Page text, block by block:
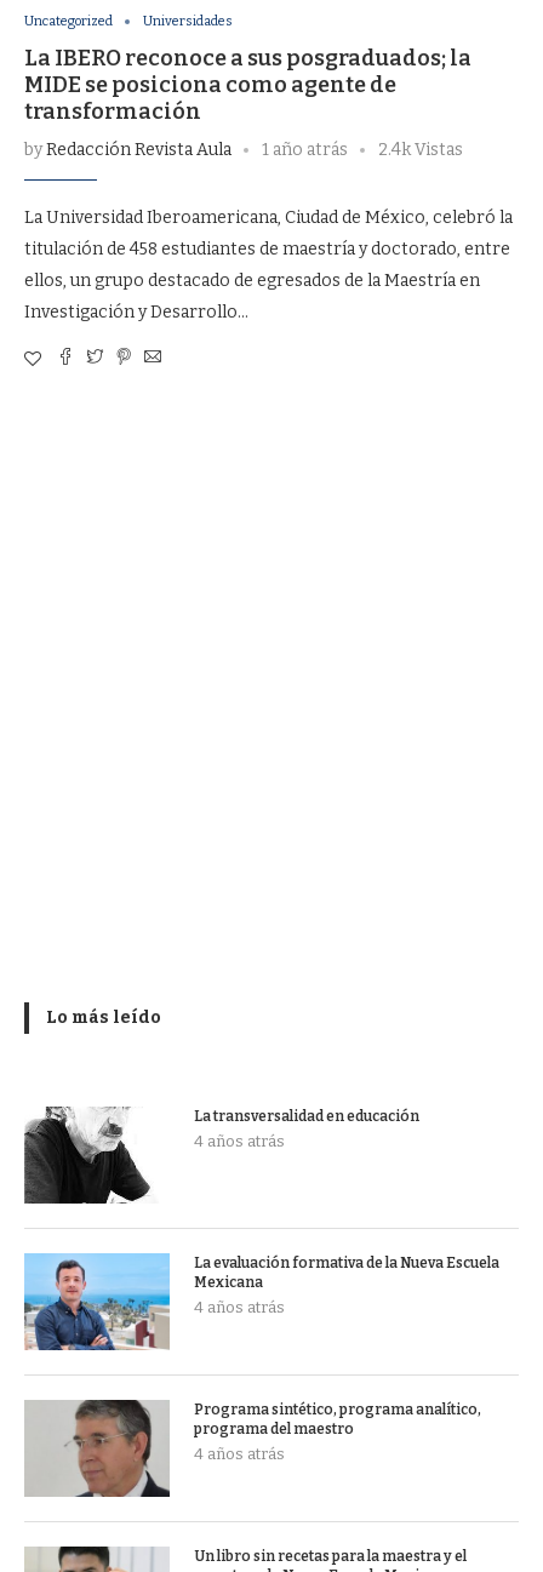
Uncategorized Universidades
La IBERO reconoce a sus posgraduados; la
MIDE se posiciona como agente de
transformación
byRedacción Revista Aula 1 año atrás 2.4k Vistas
La Universidad Iberoamericana, Ciudad de México, celebró la
titulación de 458 estudiantes de maestría y doctorado, entre
ellos, un grupo destacado de egresados de la Maestría en
Investigación y Desarrollo…
Lo más leído
La transversalidad en educación
4 años atrás
La evaluación formativa de la Nueva Escuela
Mexicana
4 años atrás
Programa sintético, programa analítico,
programa del maestro
4 años atrás
Un libro sin recetas para la maestra y el